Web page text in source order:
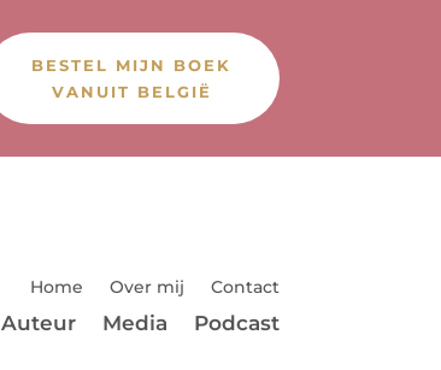
BESTEL MIJN BOEK
VANUIT BELGIË
Home Over mij Contact
Auteur Media Podcast